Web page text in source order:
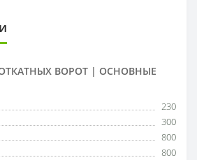
ВОРОТ | ОСНОВНЫЕ
230
300
800
800